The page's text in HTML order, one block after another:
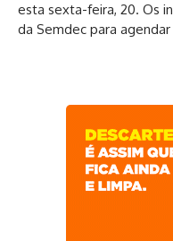
esta sexta-feira, 20. Os
da Semdec para